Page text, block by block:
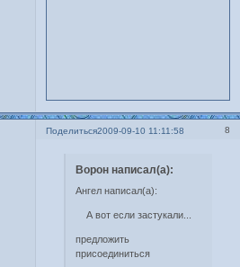
Поделиться 8
2009-09-10 11:11:58
Ворон написал(а):
Ангел написал(а):
А вот если застукали...
предложить
присоединиться